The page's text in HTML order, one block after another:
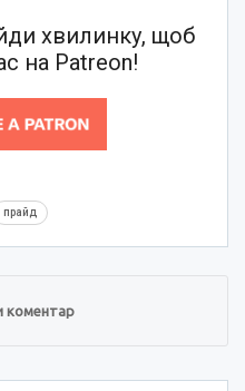
хвилинку, щоб
на Patreon!
прайд
коментар